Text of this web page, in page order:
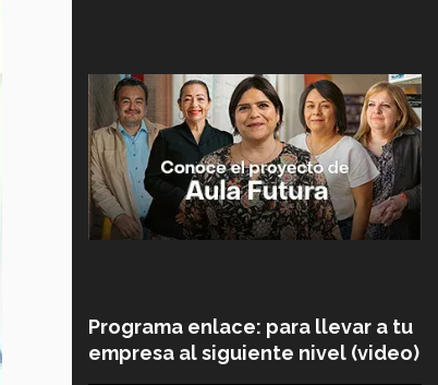
Programa enlace: para llevar a tu
empresa al siguiente nivel (video)